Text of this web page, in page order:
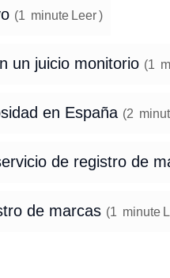
(1 minute Leer )
un juicio monitorio (1
en España (2
de registro de
de marcas (1 minute